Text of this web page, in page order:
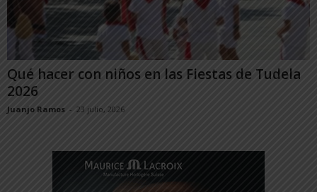
Qué hacer con niños en las Fiestas de Tudela
2026
Juanjo Ramos - 23 julio, 2026